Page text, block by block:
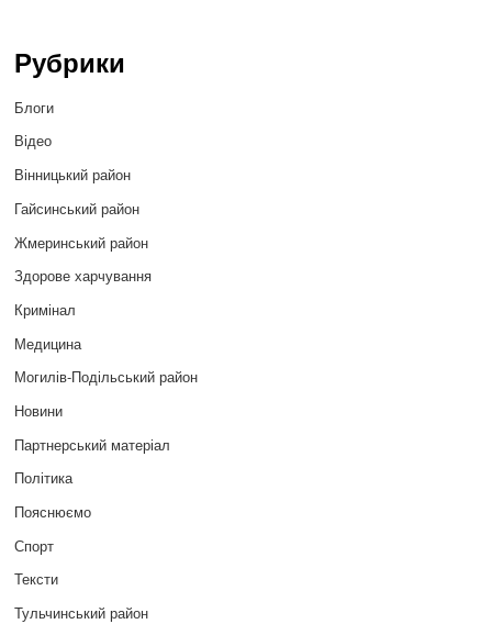
Рубрики
Блоги
Відео
Вінницький район
Гайсинський район
Жмеринський район
Здорове харчування
Кримінал
Медицина
Могилів-Подільський район
Новини
Партнерський матеріал
Політика
Пояснюємо
Спорт
Тексти
Тульчинський район